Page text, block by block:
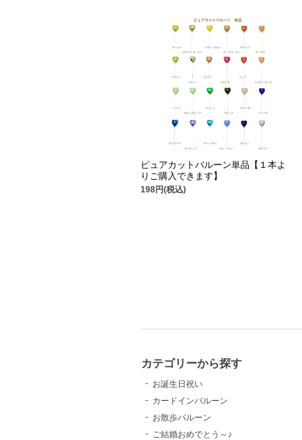
ピュアカットバルーン単品【１本よ
りご購入できます】
198円(税込)
カテゴリーから探す
お誕生日祝い
カードインバルーン
お散歩バルーン
ご結婚おめでとう～♪